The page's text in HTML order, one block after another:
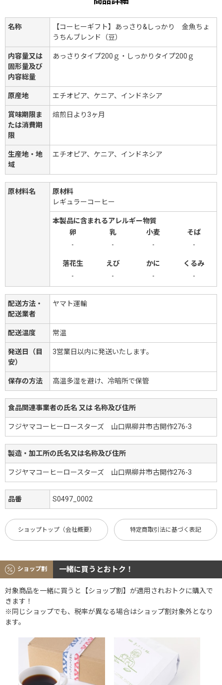
名称
【コーヒーギフト】あっさり&しっかり 金魚ちょ
うちんブレンド（豆）
内容量又は
固形量及び
内容総量
あっさりタイプ200ｇ・しっかりタイプ200ｇ
原産地 エチオピア、ケニア、インドネシア
賞味期限ま
たは消費期
限
焙煎日より3ヶ月
生産地・地
域
エチオピア、ケニア、インドネシア
原材料名
原材料
レギュラーコーヒー
本製品に含まれるアレルギー物質
卵
乳 小麦
そば
-
- - -
落花生 えび かに
くるみ
-
- - -
配送方法・
配送業者
ヤマト運輸
配送温度 常温
発送日（目
安）
3営業日以内に発送いたします。
保存の方法 高温多湿を避け、冷暗所で保管
食品関連事業者の氏名 又は 名称及び住所
フジヤマコーヒーロースターズ 山口県柳井市古開作276-3
製造・加工所の氏名又は名称及び住所
フジヤマコーヒーロースターズ 山口県柳井市古開作276-3
品番 S0497_0002
ショップトップ（会社概要） 特定商取引法に基づく表記
ショップ割 一緒に買うとおトク！
対象商品を一緒に買うと【ショップ割】が適用されおトクに購入で
きます！
※同じショップでも、税率が異なる場合はショップ割対象外となり
ます。